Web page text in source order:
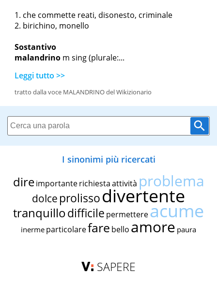
che commette reati, disonesto, criminale
birichino, monello
Sostantivo
malandrino m sing(plurale:...
Leggi tutto >>
tratto dalla voce MALANDRINO del Wikizionario
I sinonimi più ricercati
dire importante richiestaattività problema
dolce prolissodivertente
tranquillodifficile permettereacume
inerme particolarefare bello amore paura
SAPERE